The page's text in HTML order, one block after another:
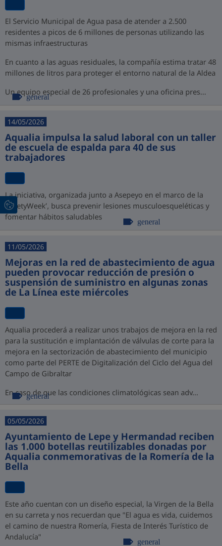
El Servicio Municipal de Agua pasa de atender a 2.500
residentes a picos de 6 millones de personas utilizando las
mismas infraestructuras
En cuanto a las aguas residuales, la compañía estima tratar 48
millones de litros para proteger el entorno natural de la Aldea
Un equipo especial de 26 profesionales y una oficina pres...
general
14/05/2026
Aqualia impulsa la salud laboral con un taller
de escuela de espalda para 40 de sus
trabajadores
La iniciativa, organizada junto a Asepeyo en el marco de la
‘SafetyWeek’, busca prevenir lesiones musculoesqueléticas y
fomentar hábitos saludables
general
11/05/2026
Mejoras en la red de abastecimiento de agua
pueden provocar reducción de presión o
suspensión de suministro en algunas zonas
de La Línea este miércoles
Aqualia procederá a realizar unos trabajos de mejora en la red
para la sustitución e implantación de válvulas de corte para la
mejora en la sectorización de abastecimiento del municipio
como parte del PERTE de Digitalización del Ciclo del Agua del
Campo de Gibraltar
En caso de que las condiciones climatológicas sean adv...
general
05/05/2026
Ayuntamiento de Lepe y Hermandad reciben
las 1.000 botellas reutilizables donadas por
Aqualia conmemorativas de la Romería de la
Bella
Este año cuentan con un diseño especial, la Virgen de la Bella
en su carreta y nos recuerdan que "El agua es vida, cuidemos
el camino de nuestra Romería, Fiesta de Interés Turístico de
Andalucía"
general